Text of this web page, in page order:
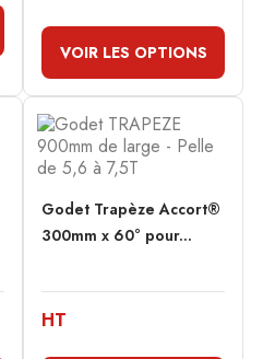
VOIR LES OPTIONS
Godet Trapèze Accort®
300mm x 60° pour...
HT